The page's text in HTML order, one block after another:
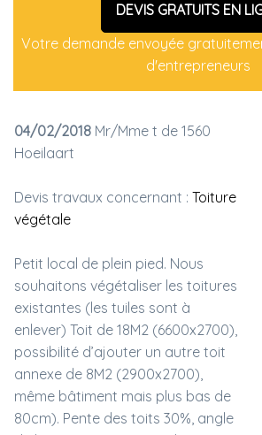
DEVIS GRATUITS EN
Votre demande envoyée
d'entrepreneurs
04/02/2018 Mr/Mme t de 1560
Hoeilaart
Devis travaux concernant : Toiture
végétale
Petit local de plein pied. Nous
souhaitons végétaliser les toitures
existantes (les tuiles sont à
enlever) Toit de 18M2 (6600x2700),
possibilité d’ajouter un autre toit
annexe de 8M2 (2900x2700),
même bâtiment mais plus bas de
80cm). Pente des toits 30%, angle